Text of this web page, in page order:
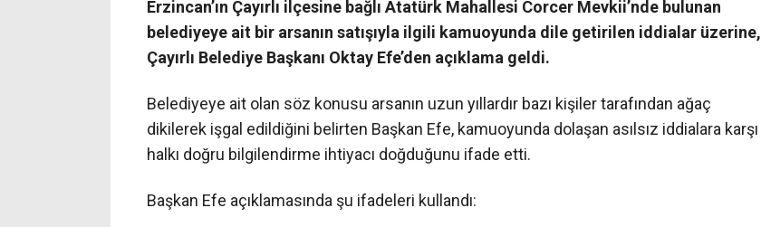
Erzincan’ın Çayırlı ilçesine bağlı Atatürk Mahallesi Corcer Mevkii’nde bulunan
belediyeye ait bir arsanın satışıyla ilgili kamuoyunda dile getirilen iddialar üzerine,
Çayırlı Belediye Başkanı Oktay Efe’den açıklama geldi.
Belediyeye ait olan söz konusu arsanın uzun yıllardır bazı kişiler tarafından ağaç
dikilerek işgal edildiğini belirten Başkan Efe, kamuoyunda dolaşan asılsız iddialara karşı
halkı doğru bilgilendirme ihtiyacı doğduğunu ifade etti.
Başkan Efe açıklamasında şu ifadeleri kullandı: